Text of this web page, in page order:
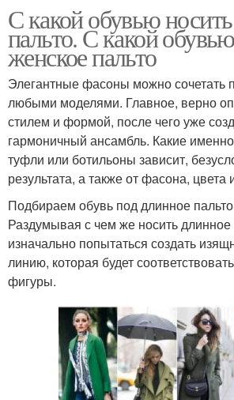
С какой обувью
пальто. С какой
женское пальто
Элегантные фасоны можно сочетать
любыми моделями. Главное, верно
стилем и формой, после чего уже
гармоничный ансамбль. Какие
туфли или ботильоны зависит,
результата, а также от фасона,
Подбираем обувь под длинное пальто
Раздумывая с чем же носить длинное
изначально попытаться создать
линию, которая будет
фигуры.